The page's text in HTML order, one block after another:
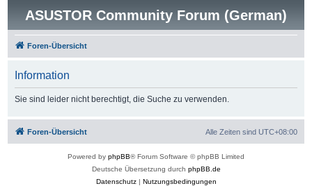
ASUSTOR Community Forum (German)
Foren-Übersicht
Information
Sie sind leider nicht berechtigt, die Suche zu verwenden.
Foren-Übersicht Alle Zeiten sind UTC+08:00
Powered by phpBB® Forum Software © phpBB Limited
Deutsche Übersetzung durch phpBB.de
Datenschutz| Nutzungsbedingungen